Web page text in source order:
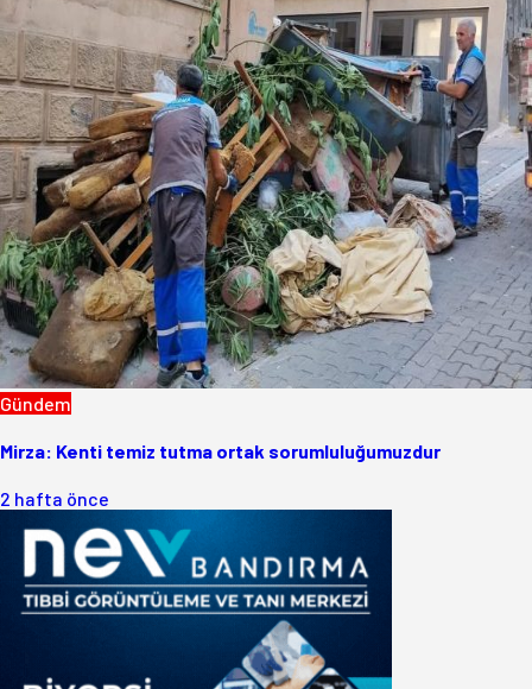
Gündem
Mirza: Kenti temiz tutma ortak sorumluluğumuzdur
2 hafta önce